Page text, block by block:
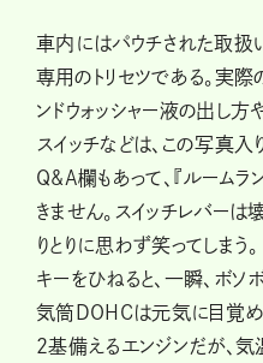
車内にはパウチされた取扱
専用のトリセツである。実際
ンドウォッシャー液の出し方
スイッチなどは、この写真入
Q&A欄もあって、『ルームラ
きません。スイッチレバー
りとりに思わず笑ってしまう。
キーをひねると、一瞬、ボソ
気筒DOHCは元気に目覚め
2基備えるエンジンだが、